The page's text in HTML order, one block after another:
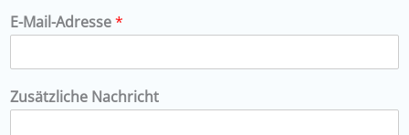
E-Mail-Adresse*
Zusätzliche Nachricht